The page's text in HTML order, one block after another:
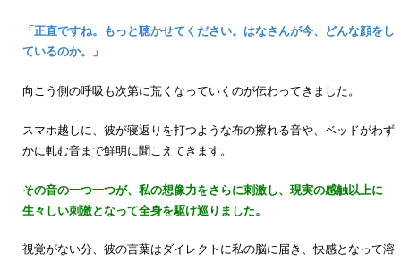
「正直ですね。もっと聴かせてください。はなさんが今、どんな顔をし
ているのか。」
向こう側の呼吸も次第に荒くなっていくのが伝わってきました。
スマホ越しに、彼が寝返りを打つような布の擦れる音や、ベッドがわず
かに軋む音まで鮮明に聞こえてきます。
その音の一つ一つが、私の想像力をさらに刺激し、現実の感触以上に
生々しい刺激となって全身を駆け巡りました。
視覚がない分、彼の言葉はダイレクトに私の脳に届き、快感となって溶